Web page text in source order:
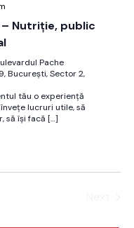
Nutriție, public
Pache
București, Sector 2,
tău o experiență
lucruri utile, să
să își facă […]